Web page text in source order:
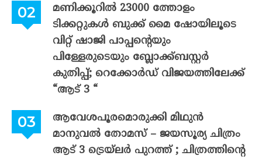
മണിക്കൂറിൽ 23000 ത്തോളം
ടിക്കറ്റുകൾ ബുക്ക് മൈ ഷോയിലൂടെ
വിറ്റ് ഷാജി പാപ്പന്റെയും
പിള്ളേരുടെയും ബ്ലോക്ക്ബസ്റ്റർ
കുതിപ്പ്; റെക്കോർഡ് വിജയത്തിലേക്ക്
“ആട് 3 “
ആവേശപൂരമൊരുക്കി മിഥുൻ
മാനുവൽ തോമസ് – ജയസൂര്യ ചിത്രം
ആട് 3 ട്രെയ്‌ലർ പുറത്ത് ; ചിത്രത്തിന്റെ